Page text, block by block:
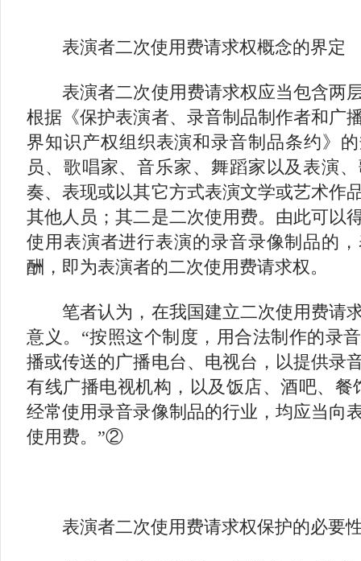
表演者二次使用费请求权概念的界定
表演者二次使用费请求权应当包含两
根据《保护表演者、录音制品制作者和广
界知识产权组织表演和录音制品条约》
员、歌唱家、音乐家、舞蹈家以及表演
奏、表现或以其它方式表演文学或艺术作
其他人员；其二是二次使用费。由此可以
使用表演者进行表演的录音录像制品的
酬，即为表演者的二次使用费请求权。
笔者认为，在我国建立二次使用费请
意义。“按照这个制度，用合法制作的录
播或传送的广播电台、电视台，以提供录
有线广播电视机构，以及饭店、酒吧、餐
经常使用录音录像制品的行业，均应当向
使用费。”②
表演者二次使用费请求权保护的必要